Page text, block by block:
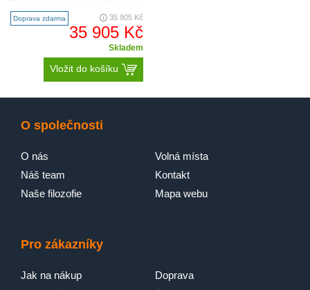
Bridge, která vám umož..
Doprava zdarma 35 905 Kč
35 905 Kč
Skladem
Vložit do košíku
O společnosti
O nás
Náš team
Naše filozofie
Volná místa
Kontakt
Mapa webu
Pro zákazníky
Jak na nákup
Doprava